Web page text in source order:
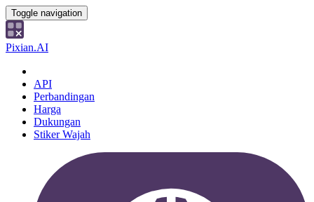
Toggle navigation
Pixian.AI
API
Perbandingan
Harga
Dukungan
Stiker Wajah